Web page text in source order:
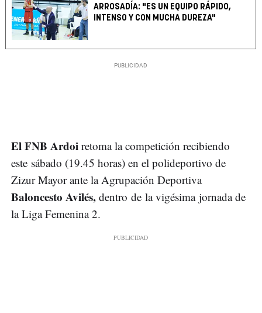
ARROSADÍA: "ES UN EQUIPO RÁPIDO,
INTENSO Y CON MUCHA DUREZA"
El FNB Ardoi retoma la competición recibiendo
este sábado (19.45 horas) en el polideportivo de
Zizur Mayor ante la Agrupación Deportiva
Baloncesto Avilés, dentro de la vigésima jornada de
la Liga Femenina 2.